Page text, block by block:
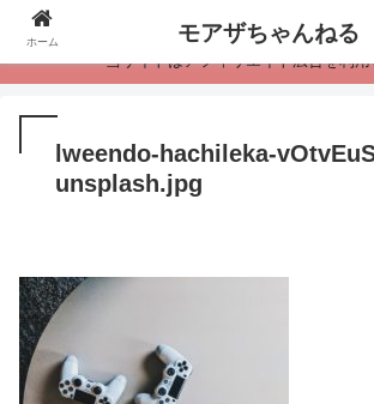
・当サイトはアフィリエイト広告を利
lweendo-hachileka-
unsplash.jpg
ホーム モアザちゃんねる